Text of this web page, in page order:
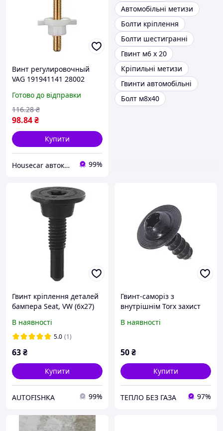
Винт регулировочный
VAG 191941141 28002
Готово до відправки
98.84₴
116.28 ₴
Купити
Housecar автокріплення, кліпси склопідйомники 99%
Автомобільні метизи
Болти кріплення
Болти шестигранні
Гвинт м6 х 20
Кріпильні метизи
Гвинти автомобільні
Болт м8х40
Гвинт кріплення деталей
бампера Seat, VW (6х27)
В наявності
5.0 (1)
63₴
Купити
AUTOFISHKA 99%
Гвинт-саморіз з
внутрішнім Torx захист
(моторного відсіку)
новий
В наявності
50₴
Купити
ТЕПЛО БЕЗ ГАЗА 97%